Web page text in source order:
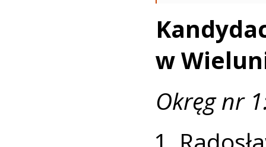
w
Okręg nr